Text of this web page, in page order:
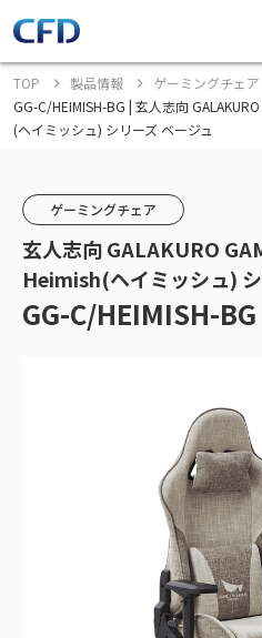
TOP 製品情報
ゲーミングチェア
GG-C/HEIMISH-BG | 玄人志向
(ヘイミッシュ) シリーズ ベージュ
ゲーミングチェア
玄人志向 GALAKURO
Heimish(ヘイミッシュ)
GG-C/HEIMISH-BG